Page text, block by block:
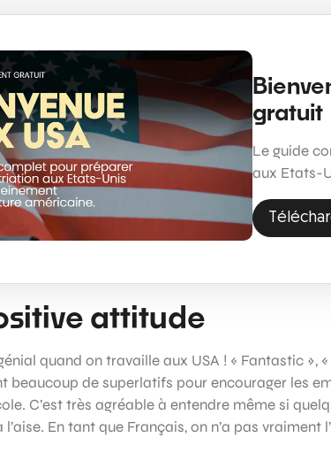
gratuit
Le guide
aux Etats-
attitude
quand on travaille aux USA ! « Fantastic »,
beaucoup de superlatifs pour encourager les
C’est très agréable à entendre même si
En tant que Français, on n’a pas vraiment